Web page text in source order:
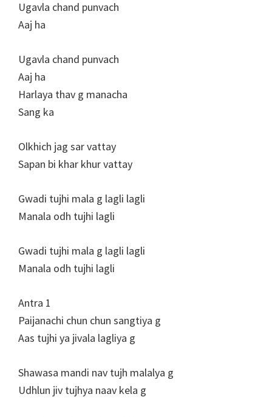
Ugavla chand punvach
Aaj ha
Ugavla chand punvach
Aaj ha
Harlaya thav g manacha
Sang ka
Olkhich jag sar vattay
Sapan bi khar khur vattay
Gwadi tujhi mala g lagli lagli
Manala odh tujhi lagli
Gwadi tujhi mala g lagli lagli
Manala odh tujhi lagli
Antra 1
Paijanachi chun chun sangtiya g
Aas tujhi ya jivala lagliya g
Shawasa mandi nav tujh malalya g
Udhlun jiv tujhya naav kela g